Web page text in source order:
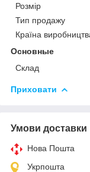
Розмір
Тип продажу
Країна
Основные
Склад
Приховати
Умови доставки
Нова Пошта
Укрпошта